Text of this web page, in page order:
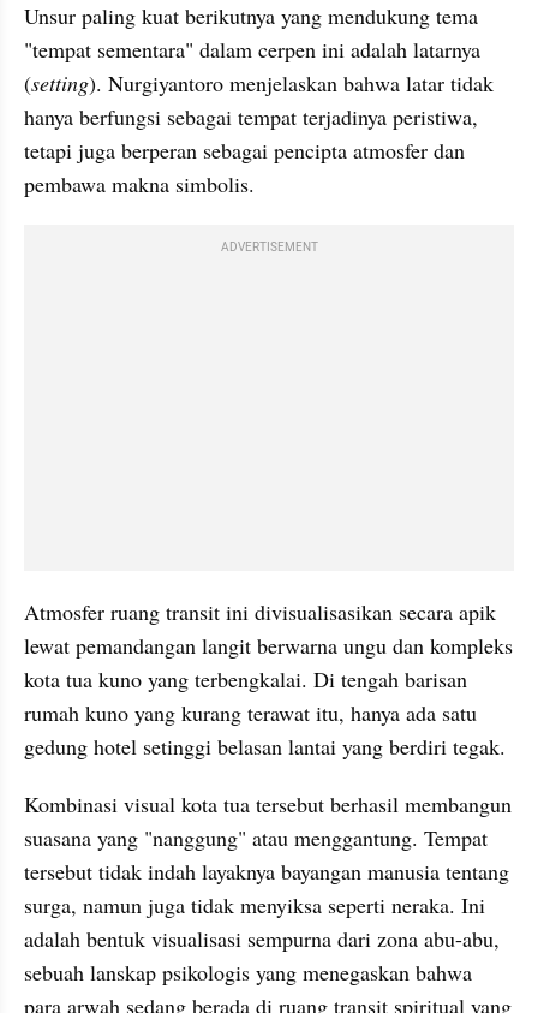
Unsur paling kuat berikutnya yang mendukung tema
"tempat sementara" dalam cerpen ini adalah latarnya
(setting). Nurgiyantoro menjelaskan bahwa latar tidak
hanya berfungsi sebagai tempat terjadinya peristiwa,
tetapi juga berperan sebagai pencipta atmosfer dan
pembawa makna simbolis.
ADVERTISEMENT
Atmosfer ruang transit ini divisualisasikan secara apik
lewat pemandangan langit berwarna ungu dan kompleks
kota tua kuno yang terbengkalai. Di tengah barisan
rumah kuno yang kurang terawat itu, hanya ada satu
gedung hotel setinggi belasan lantai yang berdiri tegak.
Kombinasi visual kota tua tersebut berhasil membangun
suasana yang "nanggung" atau menggantung. Tempat
tersebut tidak indah layaknya bayangan manusia tentang
surga, namun juga tidak menyiksa seperti neraka. Ini
adalah bentuk visualisasi sempurna dari zona abu-abu,
sebuah lanskap psikologis yang menegaskan bahwa
para arwah sedang berada di ruang transit spiritual yang